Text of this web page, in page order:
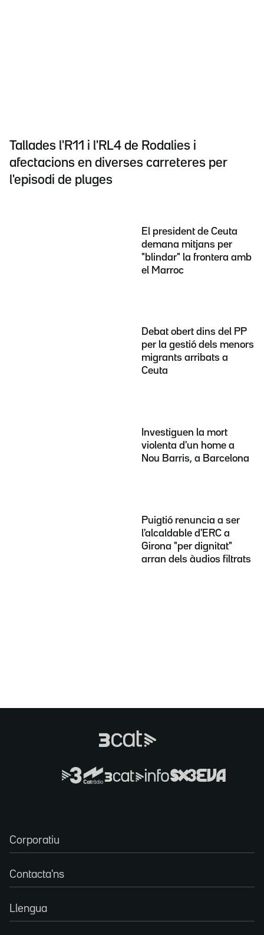
Tallades l'R11 i l'RL4 de Rodalies i
afectacions en diverses carreteres per
l'episodi de pluges
El president de Ceuta
demana mitjans per
"blindar" la frontera amb
el Marroc
Debat obert dins del PP
per la gestió dels menors
migrants arribats a
Ceuta
Investiguen la mort
violenta d'un home a
Nou Barris, a Barcelona
Puigtió renuncia a ser
l'alcaldable d'ERC a
Girona "per dignitat"
arran dels àudios filtrats
Corporatiu
Contacta'ns
Llengua